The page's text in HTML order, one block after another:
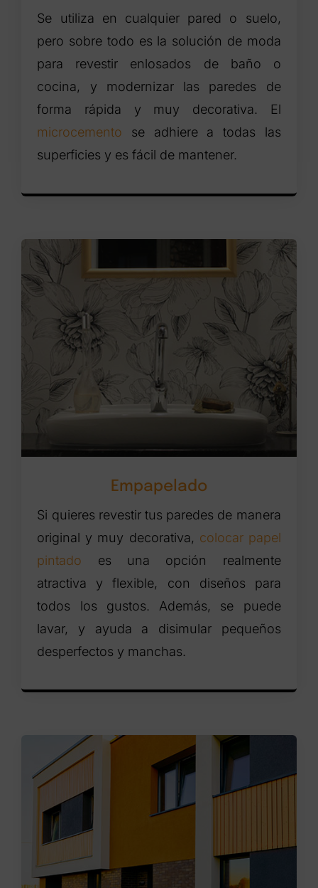
Se utiliza en cualquier pared o suelo,
pero sobre todo es la solución de moda
para revestir enlosados de baño o
cocina, y modernizar las paredes de
forma rápida y muy decorativa. El
microcemento se adhiere a todas las
superficies y es fácil de mantener.
Empapelado
Si quieres revestir tus paredes de manera
original y muy decorativa, colocar papel
pintado es una opción realmente
atractiva y flexible, con diseños para
todos los gustos. Además, se puede
lavar, y ayuda a disimular pequeños
desperfectos y manchas.